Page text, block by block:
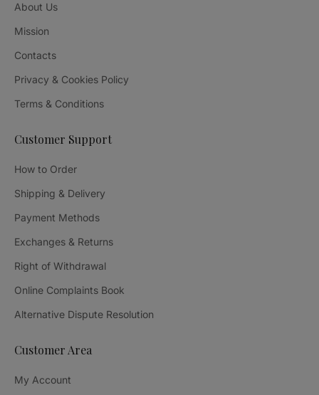
About Us
Mission
Contacts
Privacy & Cookies Policy
Terms & Conditions
Customer Support
How to Order
Shipping & Delivery
Payment Methods
Exchanges & Returns
Right of Withdrawal
Online Complaints Book
Alternative Dispute Resolution
Customer Area
My Account